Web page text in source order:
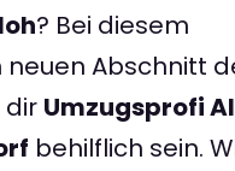
? Bei diesem
Abschnitt
dir Umzugsprofi
behilflich sein.